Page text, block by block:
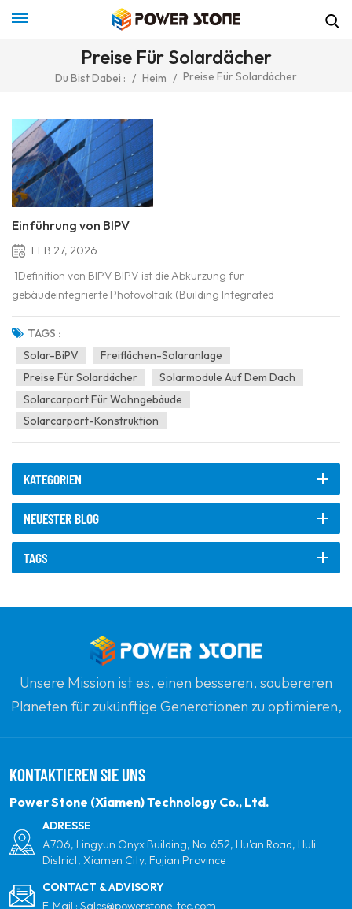
Preise Für Solardächer
Du Bist Dabei : / Heim / Preise Für Solardächer
Einführung von BIPV
FEB 27, 2026
1Definition von BIPV BIPV ist die Abkürzung für
gebäudeintegrierte Photovoltaik (Building Integrated
Photovoltaic, BIPV). Dabei handelt es sich um ein Photovoltaik-
Gebäudeintegrationssystem, bei dem Solar-Photovoltaikanlagen
an der Gebäudehülle oder Außenfläche installiert werden, um
Strom über Dac...
TAGS :
Solar-BiPV
Freiflächen-Solaranlage
Preise Für Solardächer
Solarmodule Auf Dem Dach
Solarcarport Für Wohngebäude
Solarcarport-Konstruktion
KATEGORIEN
NEUESTER BLOG
TAGS
Unsere Mission ist es, einen besseren, saubereren
Planeten für zukünftige Generationen zu optimieren,
Energieprodukten und Ihrem vertrauenswürdigsten
globalen Partner für Qualität, Professionalität und
KONTAKTIEREN SIE UNS
Power Stone (Xiamen) Technology Co., Ltd.
ADRESSE
A706, Lingyun Onyx Building, No. 652, Hu'an Road, Huli
District, Xiamen City, Fujian Province
CONTACT & ADVISORY
E-Mail : Sales@powerstone-tec.com